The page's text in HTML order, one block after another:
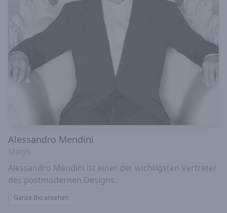
Alessandro Mendini
Alessandro Mendini ist einer der wichtigsten Vertreter
des postmodernen Designs.
Ganze Bio ansehen